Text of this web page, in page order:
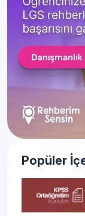
Popüler